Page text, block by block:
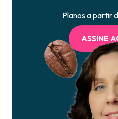
Planos a partir
ASSINE